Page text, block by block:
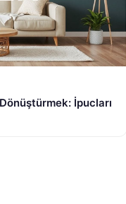
İpucları